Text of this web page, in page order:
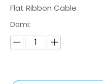
Flat Ribbon Cable
Dami: